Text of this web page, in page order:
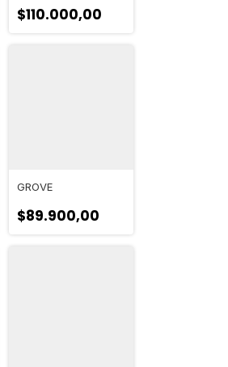
$110.000,00
GROVE
$89.900,00